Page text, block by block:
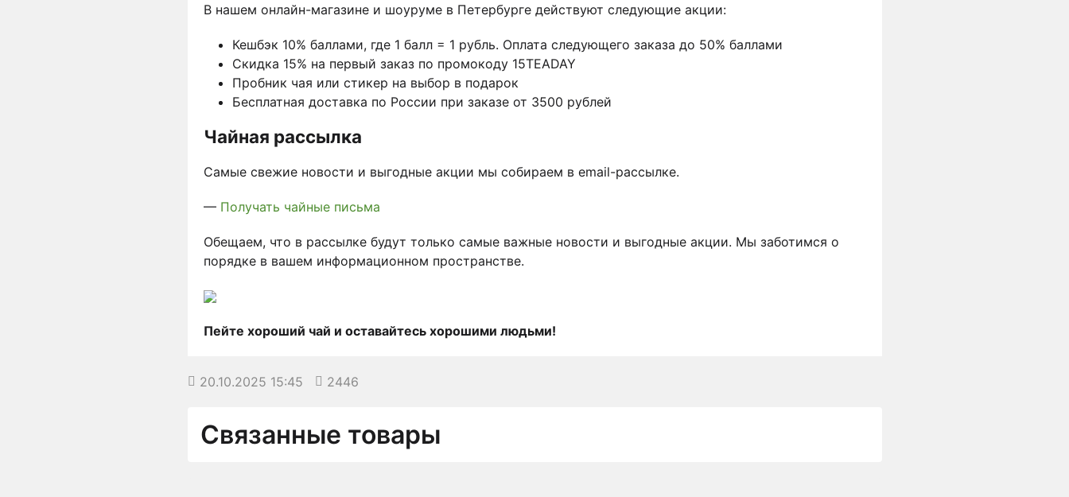
В нашем онлайн-магазине и шоуруме в Петербурге действуют следующие акции:
Кешбэк 10% баллами, где 1 балл = 1 рубль. Оплата следующего заказа до 50% баллами
Скидка 15% на первый заказ по промокоду 15TEADAY
Пробник чая или стикер на выбор в подарок
Бесплатная доставка по России при заказе от 3500 рублей
Чайная рассылка
Самые свежие новости и выгодные акции мы собираем в email-рассылке.
— Получать чайные письма
Обещаем, что в рассылке будут только самые важные новости и выгодные акции. Мы заботимся о
порядке в вашем информационном пространстве.
Пейте хороший чай и оставайтесь хорошими людьми!
20.10.2025 15:45 2446
Связанные товары